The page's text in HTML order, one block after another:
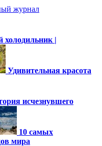
холодильник |
Удивительная красота
исчезнувшего
10 самых
мира